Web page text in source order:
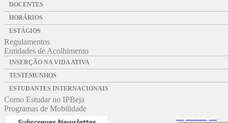
DOCENTES
HORÁRIOS
ESTÁGIOS
Regulamentos
Entidades de Acolhimento
INSERÇÃO NA VIDA ATIVA
TESTEMUNHOS
ESTUDANTES INTERNACIONAIS
Como Estudar no IPBeja
Programas de Mobilidade